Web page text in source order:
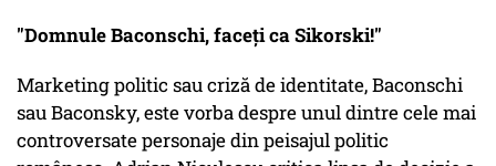
"Domnule Baconschi, faceţi ca Sikorski!"
Marketing politic sau criză de identitate, Baconschi
sau Baconsky, este vorba despre unul dintre cele mai
controversate personaje din peisajul politic